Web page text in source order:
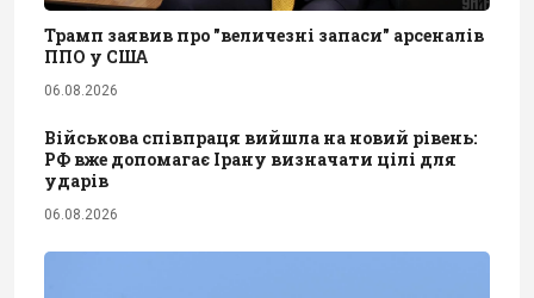
Трамп заявив про "величезні запаси" арсеналів
ППО у США
06.08.2026
Військова співпраця вийшла на новий рівень:
РФ вже допомагає Ірану визначати цілі для
ударів
06.08.2026